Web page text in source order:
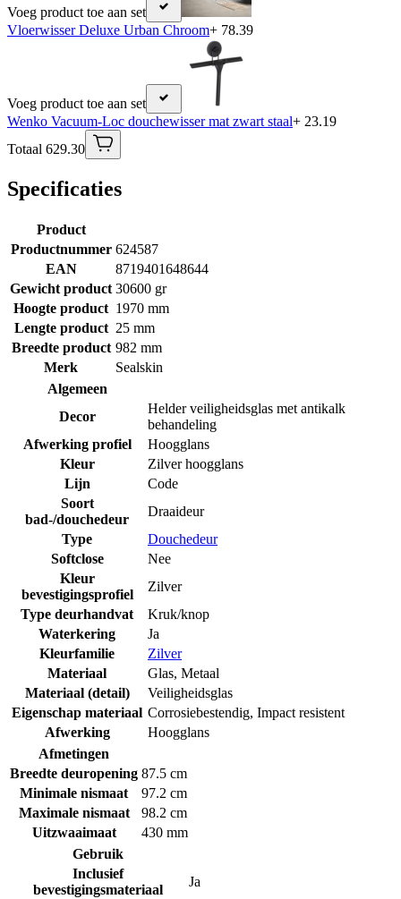
Voeg product toe aan set
Vloerwisser Deluxe Urban Chroom+ 78.39
Voeg product toe aan set
Wenko Vacuum-Loc douchewisser mat zwart staal+ 23.19
Totaal 629.30
Specificaties
Product
Productnummer 624587
EAN
8719401648644
Gewicht product 30600 gr
Hoogte product 1970 mm
Lengte product 25 mm
Breedte product 982 mm
Merk
Sealskin
Algemeen
Decor
Helder veiligheidsglas met antikalk
behandeling
Afwerking profiel
Hoogglans
Kleur
Zilver hoogglans
Lijn
Code
Soort
bad-/douchedeur
Draaideur
Type
Douchedeur
Softclose
Nee
Kleur
bevestigingsprofiel
Zilver
Type deurhandvat
Kruk/knop
Waterkering
Ja
Kleurfamilie
Zilver
Materiaal
Glas, Metaal
Materiaal (detail)
Veiligheidsglas
Eigenschap materiaal Corrosiebestendig, Impact resistent
Afwerking
Hoogglans
Afmetingen
Breedte deuropening 87.5 cm
Minimale nismaat
97.2 cm
Maximale nismaat
98.2 cm
Uitzwaaimaat
430 mm
Gebruik
Inclusief
bevestigingsmateriaal
Ja